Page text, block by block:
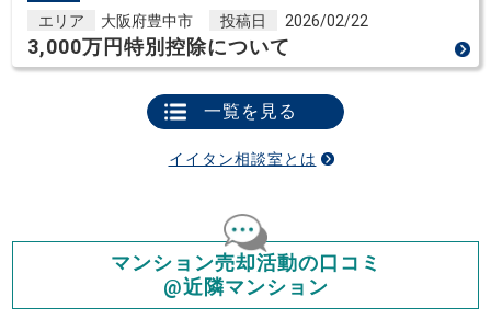
エリア
大阪府豊中市 投稿日 2026/02/22
3,000万円特別控除について
一覧を見る
イイタン相談室とは
マンション売却活動の口コミ
@近隣マンション